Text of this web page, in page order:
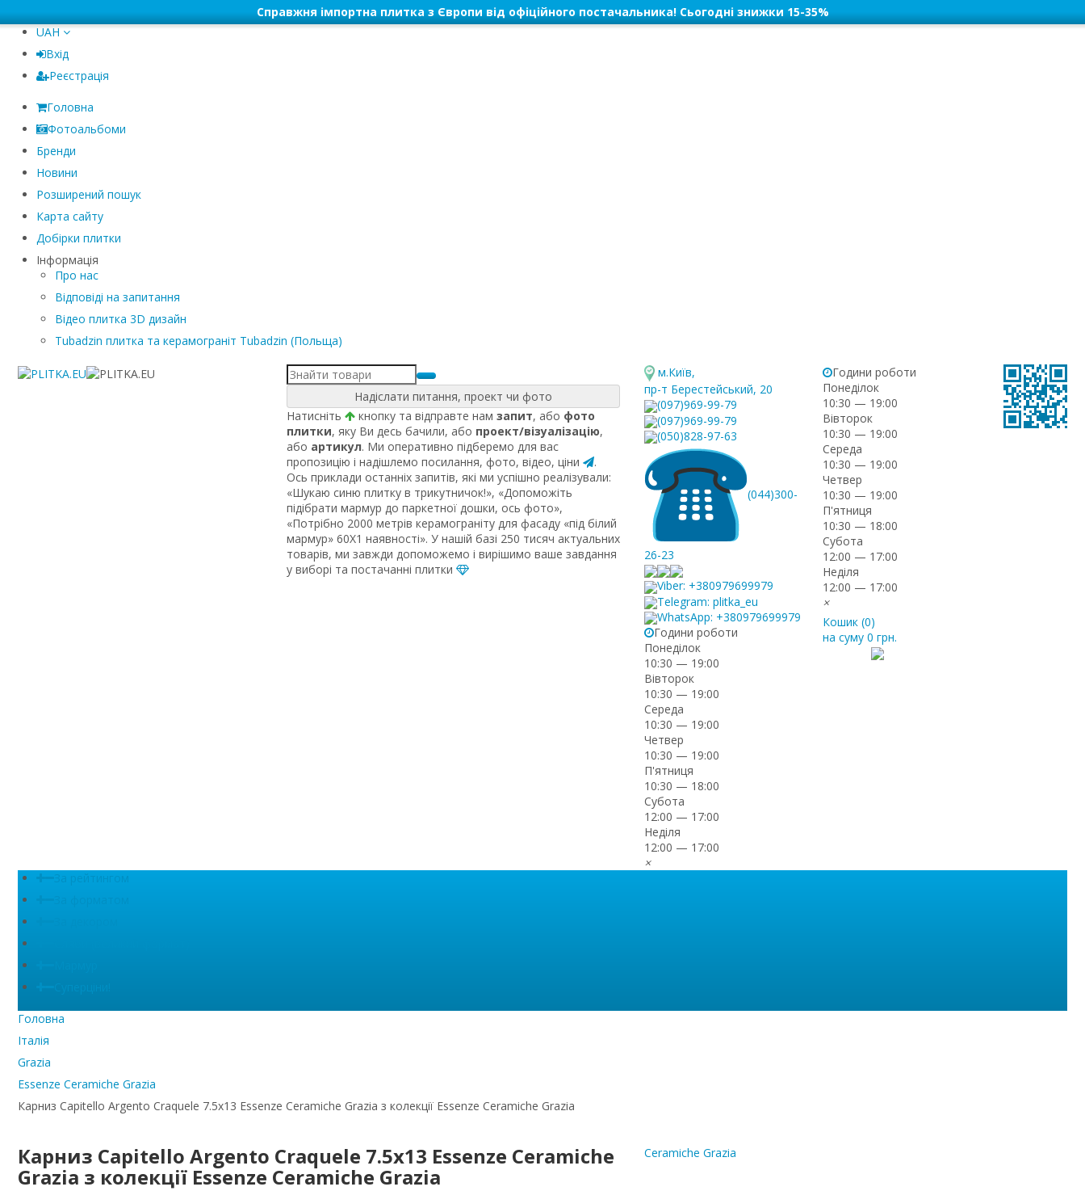
Справжня імпортна плитка з Європи від офіційного постачальника! Сьогодні знижки 15-35%
UAH
Вхід
Реєстрація
Головна
Фотоальбоми
Бренди
Новини
Розширений пошук
Карта сайту
Добірки плитки
Інформація
Про нас
Відповіді на запитання
Відео плитка 3D дизайн
Tubadzin плитка та керамограніт Tubadzin (Польща)
Надіслати питання, проект чи фото
Натисніть
кнопку та відправте нам запит, або фото
плитки, яку Ви десь бачили, або проект/візуалізацію,
або артикул. Ми оперативно підберемо для вас
пропозицію і надішлемо посилання, фото, відео, ціни
.
Ось приклади останніх запитів, які ми успішно реалізували:
«Шукаю синю плитку в трикутничок!», «Допоможіть
підібрати мармур до паркетної дошки, ось фото»,
«Потрібно 2000 метрів керамограніту для фасаду «під білий
мармур» 60Х1 наявності». У нашій базі 250 тисяч актуальних
товарів, ми завжди допоможемо і вирішимо ваше завдання
у виборі та постачанні плитки
м.Київ,
пр-т Берестейський, 20
(097)969-99-79
(097)969-99-79
(050)828-97-63
(044)300-
26-23
Viber: +380979699979
Telegram: plitka_eu
WhatsApp: +380979699979
Години роботи
Понеділок
10:30 — 19:00
Вівторок
10:30 — 19:00
Середа
10:30 — 19:00
Четвер
10:30 — 19:00
П'ятниця
10:30 — 18:00
Субота
12:00 — 17:00
Неділя
12:00 — 17:00
×
Години роботи
Понеділок
10:30 — 19:00
Вівторок
10:30 — 19:00
Середа
10:30 — 19:00
Четвер
10:30 — 19:00
П'ятниця
10:30 — 18:00
Субота
12:00 — 17:00
Неділя
12:00 — 17:00
×
Кошик (0)
на суму0 грн.
За рейтингом
Головна
Італія
Grazia
Essenze Ceramiche Grazia
Карниз Capitello Argento Craquele 7.5x13 Essenze Ceramiche Grazia з колекції Essenze Ceramiche Grazia
Карниз Capitello Argento Craquele 7.5x13 Essenze Ceramiche
Grazia з колекції Essenze Ceramiche Grazia
Ceramiche Grazia